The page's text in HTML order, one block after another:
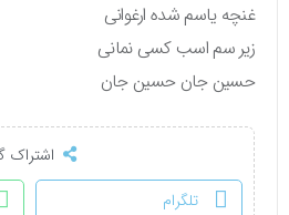
غنچه یاسم شده ارغوانی
زیر سم اسب کسی نمانی
حسین جان حسین جان
اشتراک
تلگرام